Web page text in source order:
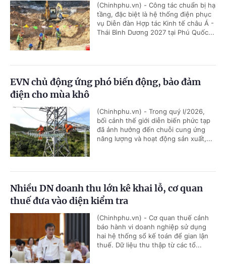
(Chinhphu.vn) - Công tác chuẩn bị hạ
tầng, đặc biệt là hệ thống điện phục
vụ Diễn đàn Hợp tác Kinh tế châu Á -
Thái Bình Dương 2027 tại Phú Quốc...
EVN chủ động ứng phó biến động, bảo đảm
điện cho mùa khô
(Chinhphu.vn) - Trong quý I/2026,
bối cảnh thế giới diễn biến phức tạp
đã ảnh hưởng đến chuỗi cung ứng
năng lượng và hoạt động sản xuất,...
Nhiều DN doanh thu lớn kê khai lỗ, cơ quan
thuế đưa vào diện kiểm tra
(Chinhphu.vn) - Cơ quan thuế cảnh
báo hành vi doanh nghiệp sử dụng
hai hệ thống sổ kế toán để gian lận
thuế. Dữ liệu thu thập từ các tổ...